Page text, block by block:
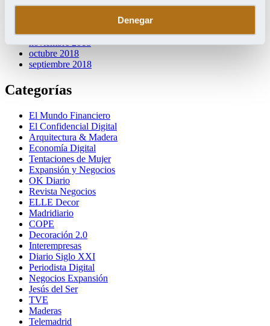
Denegar
enero 2019
noviembre 2018
octubre 2018
septiembre 2018
Categorías
El Mundo Financiero
El Confidencial Digital
Arquitectura & Madera
Economía Digital
Tentaciones de Mujer
Expansión y Negocios
OK Diario
Revista Negocios
ELLE Decor
Madridiario
COPE
Decoración 2.0
Interempresas
Diario Siglo XXI
Periodista Digital
Negocios Expansión
Jesús del Ser
TVE
Maderas
Telemadrid